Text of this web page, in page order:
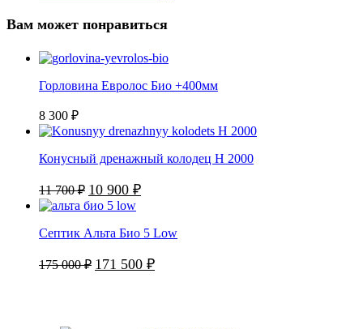
Вам может понравиться
Горловина Евролос Био +400мм
8 300 ₽
Конусный дренажный колодец H 2000
11 700₽ 10 900 ₽
Септик Альта Био 5 Low
175 000₽ 171 500 ₽